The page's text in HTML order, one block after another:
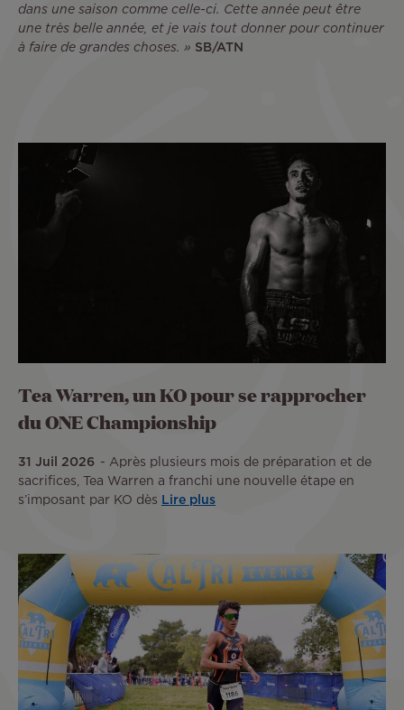
dans une saison comme celle-ci. Cette année peut être
une très belle année, et je vais tout donner pour continuer
à faire de grandes choses. » SB/ATN
Tea Warren, un KO pour se rapprocher
du ONE Championship
31 Juil 2026
Après plusieurs mois de préparation et de
sacrifices, Tea Warren a franchi une nouvelle étape en
s’imposant par KO dès
Lire plus